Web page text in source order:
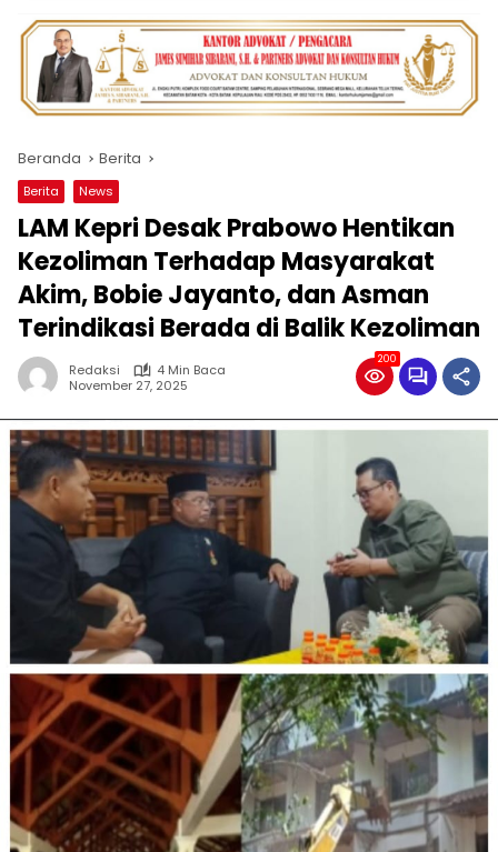
Beranda Berita
Berita News
LAM Kepri Desak Prabowo Hentikan
Kezoliman Terhadap Masyarakat
Akim, Bobie Jayanto, dan Asman
Terindikasi Berada di Balik Kezoliman
Redaksi
4 Min Baca
November 27, 2025
200